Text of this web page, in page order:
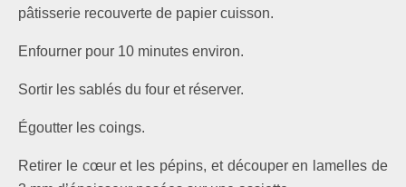
pâtisserie recouverte de papier cuisson.
Enfourner pour 10 minutes environ.
Sortir les sablés du four et réserver.
Égoutter les coings.
Retirer le cœur et les pépins, et découper en lamelles de